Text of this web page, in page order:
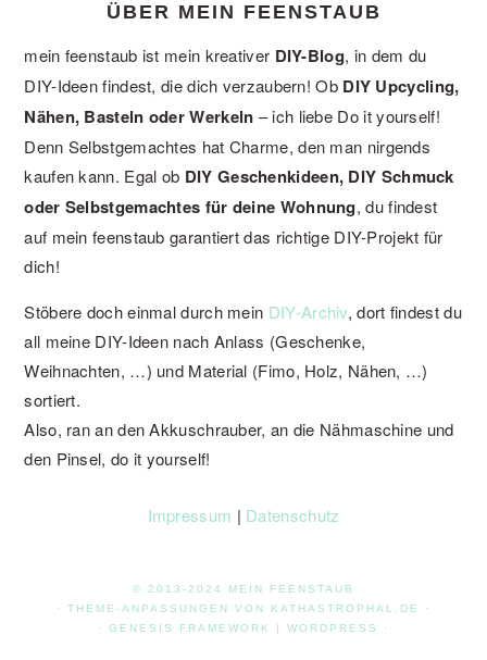
ÜBER MEIN FEENSTAUB
mein feenstaub ist mein kreativer DIY-Blog, in dem du
DIY-Ideen findest, die dich verzaubern! Ob DIY Upcycling,
Nähen, Basteln oder Werkeln – ich liebe Do it yourself!
Denn Selbstgemachtes hat Charme, den man nirgends
kaufen kann. Egal ob DIY Geschenkideen, DIY Schmuck
oder Selbstgemachtes für deine Wohnung, du findest
auf mein feenstaub garantiert das richtige DIY-Projekt für
dich!
Stöbere doch einmal durch mein DIY-Archiv, dort findest du
all meine DIY-Ideen nach Anlass (Geschenke,
Weihnachten, …) und Material (Fimo, Holz, Nähen, …)
sortiert.
Also, ran an den Akkuschrauber, an die Nähmaschine und
den Pinsel, do it yourself!
Impressum | Datenschutz
© 2013-2024 MEIN FEENSTAUB
· THEME-ANPASSUNGEN VON KATHASTROPHAL.DE
·
· GENESIS FRAMEWORK | WORDPRESS ·